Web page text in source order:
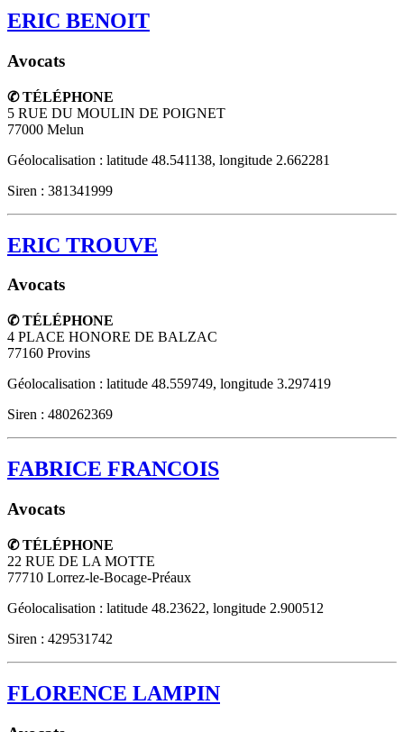
ERIC BENOIT
Avocats
✆ TÉLÉPHONE
5 RUE DU MOULIN DE POIGNET
77000 Melun
Géolocalisation : latitude 48.541138, longitude 2.662281
Siren : 381341999
ERIC TROUVE
Avocats
✆ TÉLÉPHONE
4 PLACE HONORE DE BALZAC
77160 Provins
Géolocalisation : latitude 48.559749, longitude 3.297419
Siren : 480262369
FABRICE FRANCOIS
Avocats
✆ TÉLÉPHONE
22 RUE DE LA MOTTE
77710 Lorrez-le-Bocage-Préaux
Géolocalisation : latitude 48.23622, longitude 2.900512
Siren : 429531742
FLORENCE LAMPIN